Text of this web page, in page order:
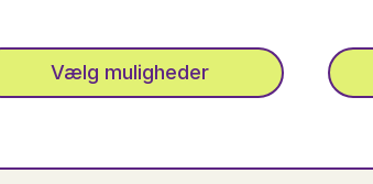
Vælg muligheder
har